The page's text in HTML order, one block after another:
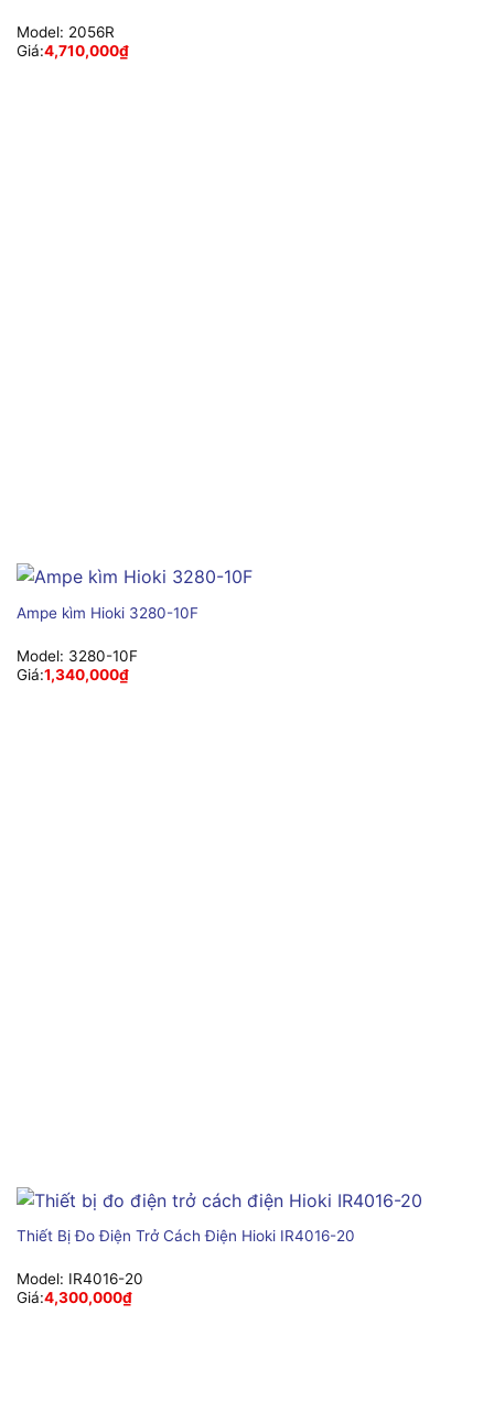
Model: 2056R
Giá:4,710,000₫
Ampe kìm Hioki 3280-10F
Model: 3280-10F
Giá:1,340,000₫
Thiết Bị Đo Điện Trở Cách Điện Hioki IR4016-20
Model: IR4016-20
Giá:4,300,000₫